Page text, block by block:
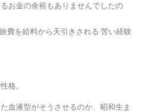
お金の余裕もありませんでしたの
費を給料から天引きされる 苦い経験
格。
血液型がそうさせるのか、昭和生ま